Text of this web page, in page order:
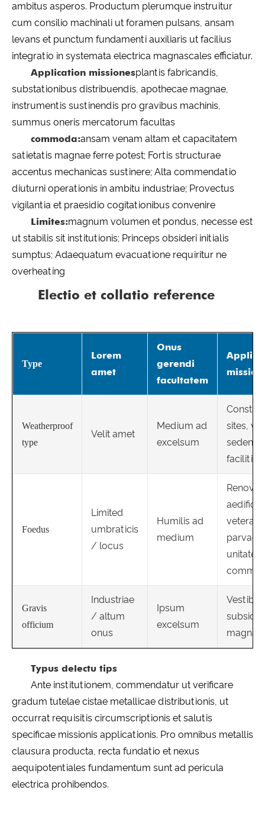
ambitus asperos. Productum plerumque instruitur
cum consilio machinali ut foramen pulsans, ansam
levans et punctum fundamenti auxiliaris ut facilius
integratio in systemata electrica magnascales efficiatur.
Application missionesplantis fabricandis,
substationibus distribuendis, apothecae magnae,
instrumentis sustinendis pro gravibus machinis,
summus oneris mercatorum facultas
commoda:ansam venam altam et capacitatem
satietatis magnae ferre potest; Fortis structurae
accentus mechanicas sustinere; Alta commendatio
diuturni operationis in ambitu industriae; Provectus
vigilantia et praesidio cogitationibus convenire
Limites:magnum volumen et pondus, necesse est
ut stabilis sit institutionis; Princeps obsideri initialis
sumptus; Adaequatum evacuatione requiritur ne
overheating
Electio et collatio reference
Type
Lorem
amet
Onus
gerendi
facultatem
Weatherproof
type
Velit amet
Medium ad
excelsum
sites,
facilities
Foedus
Limited
umbraticis
/ locus
Humilis ad
medium
aedificia
vetera,
parvae
unitates
Gravis
officium
Industriae
/ altum
onus
Ipsum
excelsum
subsidia,
magna
Typus delectu tips
Ante institutionem, commendatur ut verificare
gradum tutelae cistae metallicae distributionis, ut
occurrat requisitis circumscriptionis et salutis
specificae missionis applicationis. Pro omnibus metallis
clausura producta, recta fundatio et nexus
aequipotentiales fundamentum sunt ad pericula
electrica prohibendos.